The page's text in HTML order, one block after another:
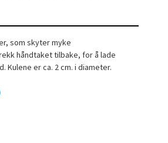
som skyter myke
håndtaket tilbake, for å lade
Kulene er ca. 2 cm. i diameter.